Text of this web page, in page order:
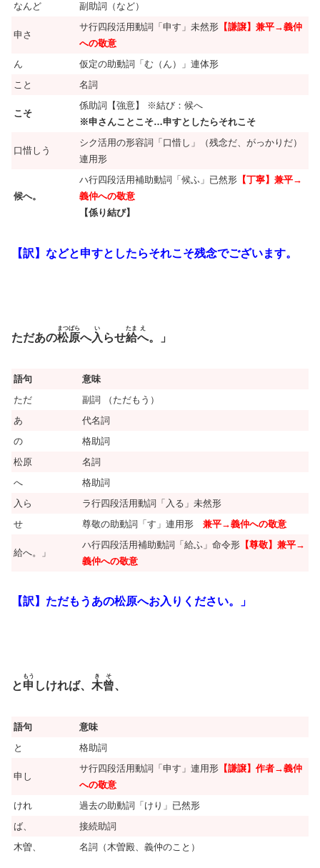
なんど
副助詞（など）
申さ
サ行四段活用動詞「申す」未然形 【謙譲】兼平→義仲
への敬意
ん
仮定の助動詞「む（ん）」連体形
こと
名詞
こそ
係助詞【強意】 ※結び：候へ
※申さんことこそ…申すとしたらそれこそ
口惜しう
シク活用の形容詞「口惜し」（残念だ、がっかりだ）
連用形
候へ。
ハ行四段活用補助動詞「候ふ」已然形 【丁寧】兼平→
義仲への敬意
【係り結び】
【訳】などと申すとしたらそれこそ残念でございます。
ただあの松原
まつばら
へ入
い
らせ給
たま
へ
え
。」
語句
意味
ただ
副詞 （ただもう）
あ
代名詞
の
格助詞
松原
名詞
へ
格助詞
入ら
ラ行四段活用動詞「入る」未然形
せ
尊敬の助動詞「す」連用形 兼平→義仲への敬意
給へ。」
ハ行四段活用補助動詞「給ふ」命令形 【尊敬】兼平→
義仲への敬意
【訳】ただもうあの松原へお入りください。」
と申
もう
しければ、 木曾
きそ
、
語句
意味
と
格助詞
申し
サ行四段活用動詞「申す」連用形 【謙譲】作者→義仲
への敬意
けれ
過去の助動詞「けり」已然形
ば、
接続助詞
木曽、
名詞（木曽殿、義仲のこと）